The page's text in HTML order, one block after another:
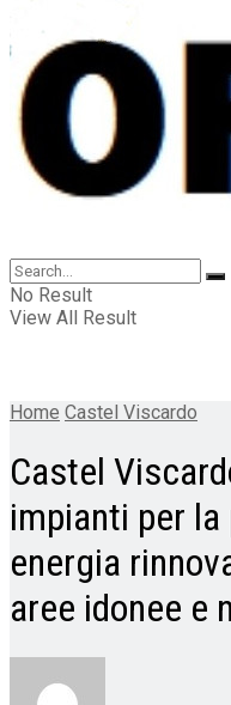
No Result
View All Result
Home Castel Viscardo
Castel
impianti per la
energia
aree idonee e